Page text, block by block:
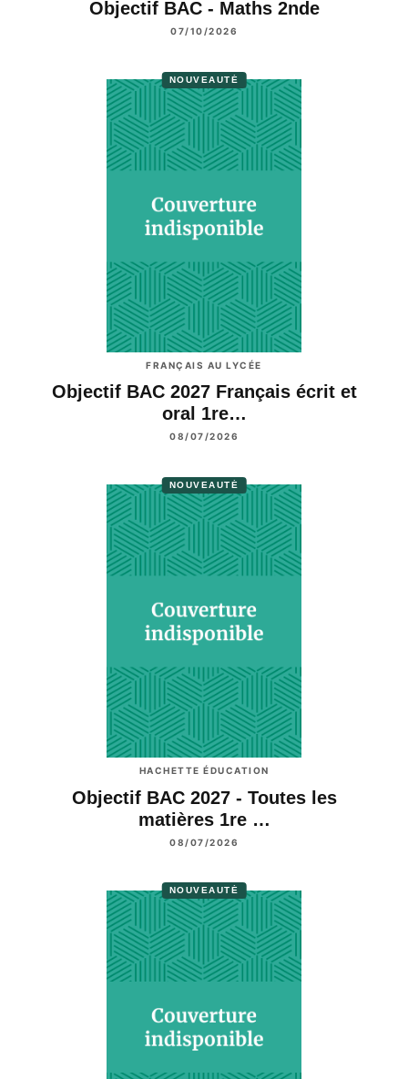
Objectif BAC - Maths 2nde
07/10/2026
NOUVEAUTÉ
FRANÇAIS AU LYCÉE
Objectif BAC 2027 Français écrit et
oral 1re…
08/07/2026
NOUVEAUTÉ
HACHETTE ÉDUCATION
Objectif BAC 2027 - Toutes les
matières 1re …
08/07/2026
NOUVEAUTÉ